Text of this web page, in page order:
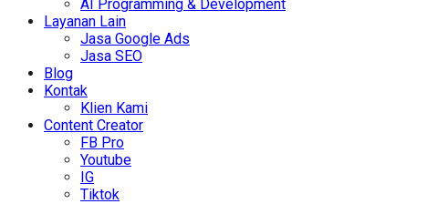
AI Programming & Development
Layanan Lain
Jasa Google Ads
Jasa SEO
Blog
Kontak
Klien Kami
Content Creator
FB Pro
Youtube
IG
Tiktok